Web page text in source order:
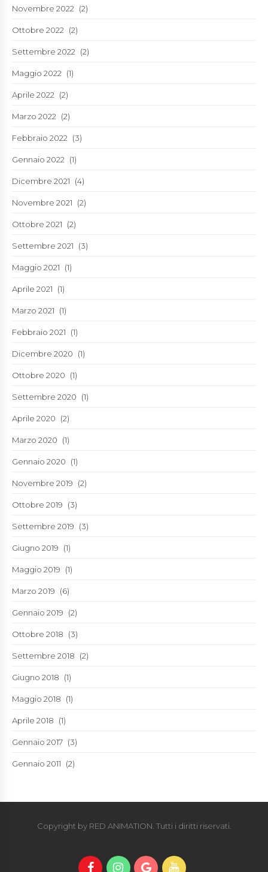
Novembre 2022 (2)
Ottobre 2022 (2)
Settembre 2022 (2)
Maggio 2022 (1)
Aprile 2022 (2)
Marzo 2022 (2)
Febbraio 2022 (3)
Gennaio 2022 (1)
Dicembre 2021 (4)
Novembre 2021 (2)
Ottobre 2021 (2)
Settembre 2021 (3)
Maggio 2021 (1)
Aprile 2021 (1)
Marzo 2021 (1)
Febbraio 2021 (1)
Dicembre 2020 (1)
Ottobre 2020 (1)
Settembre 2020 (1)
Aprile 2020 (2)
Marzo 2020 (1)
Gennaio 2020 (1)
Novembre 2019 (2)
Ottobre 2019 (3)
Settembre 2019 (3)
Giugno 2019 (1)
Maggio 2019 (1)
Marzo 2019 (6)
Gennaio 2019 (2)
Ottobre 2018 (3)
Settembre 2018 (2)
Giugno 2018 (1)
Maggio 2018 (1)
Aprile 2018 (1)
Gennaio 2017 (3)
Gennaio 2011 (2)
Copyright by RED ANIMATION. Tutti i diritti riservati.